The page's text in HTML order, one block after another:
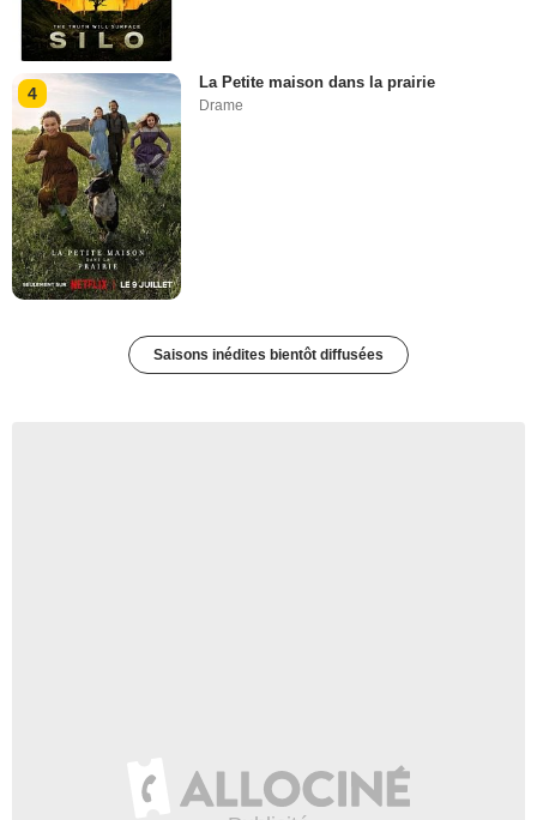
4
La Petite maison dans la prairie
Drame
Saisons inédites bientôt diffusées